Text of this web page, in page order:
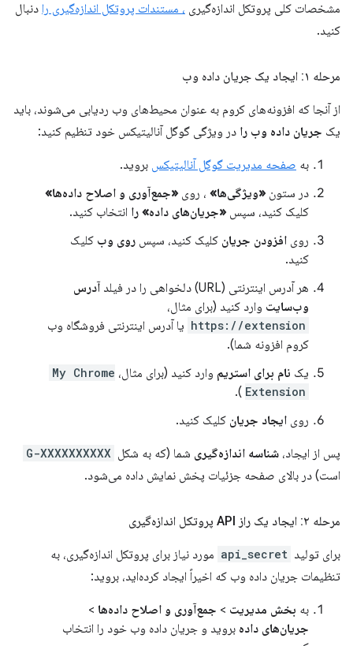
مشخصات کلی پروتکل اندازه‌گیری ، مستندات پروتکل اندازه‌گیری را دنبال
کنید.
مرحله ۱: ایجاد یک جریان داده وب
از آنجا که افزونه‌های کروم به عنوان محیط‌های وب ردیابی می‌شوند، باید
یک جریان داده وب را در ویژگی گوگل آنالیتیکس خود تنظیم کنید:
به صفحه مدیریت گوگل آنالیتیکس بروید.
در ستون «ویژگی‌ها» ، روی «جمع‌آوری و اصلاح داده‌ها»
کلیک کنید، سپس «جریان‌های داده» را انتخاب کنید.
روی افزودن جریان کلیک کنید، سپس روی وب کلیک
کنید.
هر آدرس اینترنتی (URL) دلخواهی را در فیلد
آدرس
وب‌سایت وارد کنید (برای مثال،
https://extension یا آدرس اینترنتی فروشگاه وب
کروم افزونه شما).
یک نام برای استریم وارد کنید (برای مثال، My Chrome
Extension
).
روی ایجاد جریان کلیک کنید.
پس از ایجاد، شناسه اندازه‌گیری شما (که به شکل G-XXXXXXXXXX
است) در بالای صفحه جزئیات پخش نمایش داده می‌شود.
مرحله ۲: ایجاد یک راز API پروتکل اندازه‌گیری
برای تولید api_secret مورد نیاز برای پروتکل اندازه‌گیری، به
تنظیمات جریان داده وب که اخیراً ایجاد کرده‌اید، بروید:
به بخش مدیریت > جمع‌آوری و اصلاح داده‌ها >
جریان‌های داده بروید و جریان داده وب خود را انتخاب